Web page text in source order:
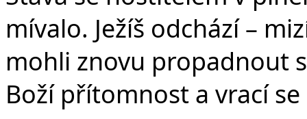
mívalo. Ježíš odchází –
mohli znovu propadnout
Boží přítomnost a vrací